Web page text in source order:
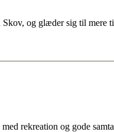
og glæder sig til mere
rekreation og gode